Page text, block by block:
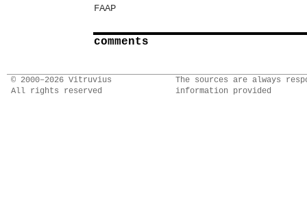
FAAP
comments
© 2000–2026 Vitruvius
All rights reserved
The sources are always
information provided